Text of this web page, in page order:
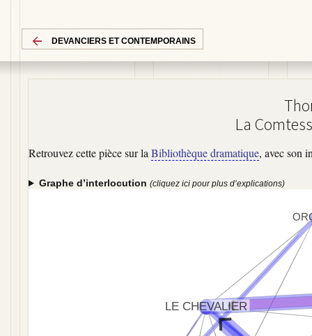
DEVANCIERS ET CONTEMPORAINS
La
Retrouvez cette pièce sur la Bibliothèque dramatique, avec son
Graphe d’interlocution (cliquez ici pour plus d’explications)